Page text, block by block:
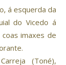
, á esquerda da
do Vicedo á
imaxes de
(Toné),